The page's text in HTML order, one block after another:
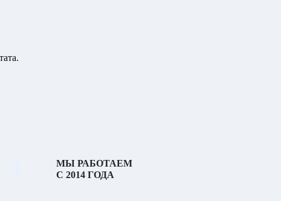
МЫ РАБОТАЕМ
С 2014 ГОДА